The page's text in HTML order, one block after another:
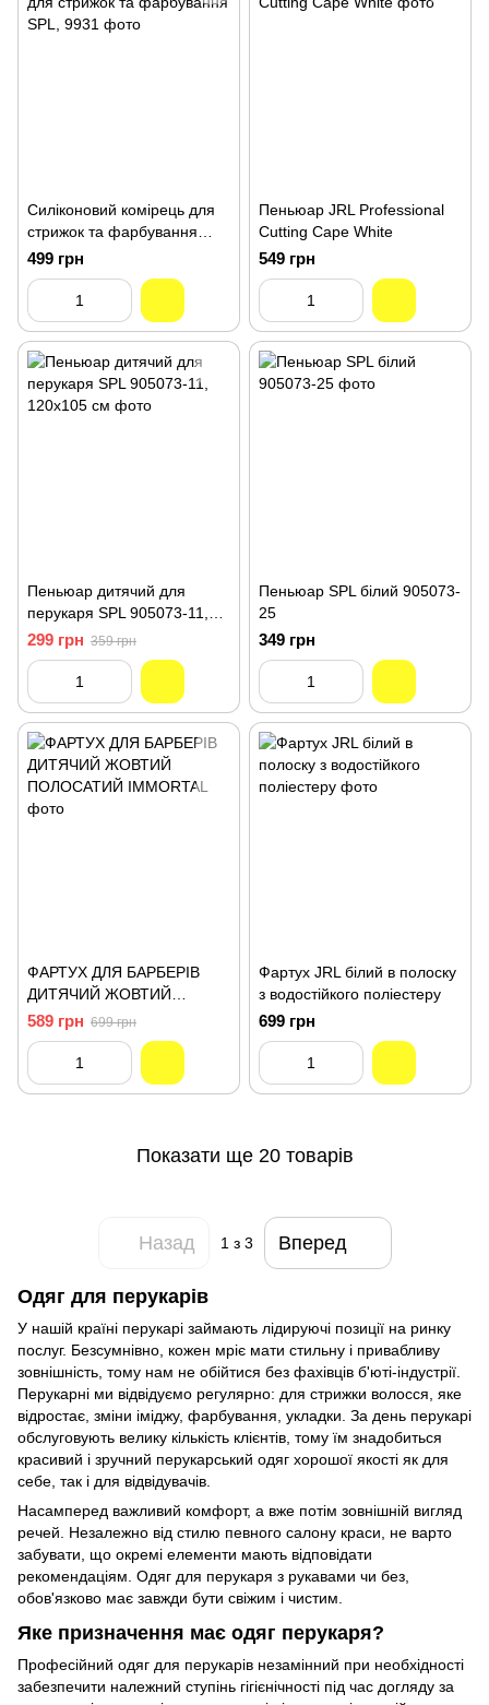
Силіконовий комірець для
стрижок та фарбування
SPL, 9931
499 грн
Пеньюар JRL Professional
Cutting Cape White
549 грн
Пеньюар дитячий для
перукаря SPL 905073-11,
120х105 см
299 грн 359 грн
Пеньюар SPL білий 905073-
25
349 грн
ФАРТУХ ДЛЯ БАРБЕРІВ
ДИТЯЧИЙ ЖОВТИЙ
ПОЛОСАТИЙ IMMORTAL
589 грн 699 грн
Фартух JRL білий в полоску
з водостійкого поліестеру
699 грн
Показати ще 20 товарів
Назад 1 з 3 Вперед
Одяг для перукарів
У нашій країні перукарі займають лідируючі позиції на ринку
послуг. Безсумнівно, кожен мріє мати стильну і привабливу
зовнішність, тому нам не обійтися без фахівців б'юті-індустрії.
Перукарні ми відвідуємо регулярно: для стрижки волосся, яке
відростає, зміни іміджу, фарбування, укладки. За день перукарі
обслуговують велику кількість клієнтів, тому їм знадобиться
красивий і зручний перукарський одяг хорошої якості як для
себе, так і для відвідувачів.
Насамперед важливий комфорт, а вже потім зовнішній вигляд
речей. Незалежно від стилю певного салону краси, не варто
забувати, що окремі елементи мають відповідати
рекомендаціям. Одяг для перукаря з рукавами чи без,
обов'язково має завжди бути свіжим і чистим.
Яке призначення має одяг перукаря?
Професійний одяг для перукарів незамінний при необхідності
забезпечити належний ступінь гігієнічності під час догляду за